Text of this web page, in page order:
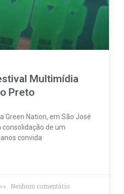
Multimídia
Preto
Green Nation, em São José
consolidação de um
convida
Nenhum comentário